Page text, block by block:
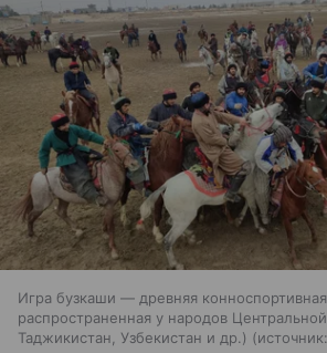
Игра бузкаши — древняя
распространенная у народов
Таджикистан, Узбекистан и др.)
источник: